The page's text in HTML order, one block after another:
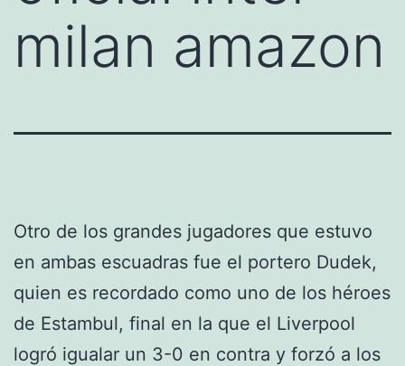
milan amazon
Otro de los grandes jugadores que estuvo
en ambas escuadras fue el portero Dudek,
quien es recordado como uno de los héroes
de Estambul, final en la que el Liverpool
logró igualar un 3-0 en contra y forzó a los